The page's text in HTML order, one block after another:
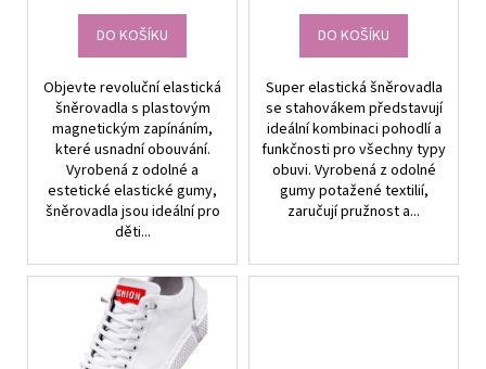
DO KOŠÍKU
Objevte revoluční elastická
šněrovadla s plastovým
magnetickým zapínáním,
které usnadní obouvání.
Vyrobená z odolné a
estetické elastické gumy,
šněrovadla jsou ideální pro
děti...
DO KOŠÍKU
Super elastická šněrovadla
se stahovákem představují
ideální kombinaci pohodlí a
funkčnosti pro všechny typy
obuvi. Vyrobená z odolné
gumy potažené textilií,
zaručují pružnost a...